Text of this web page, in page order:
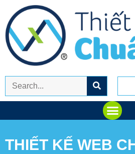
THIẾT KẾ WEB